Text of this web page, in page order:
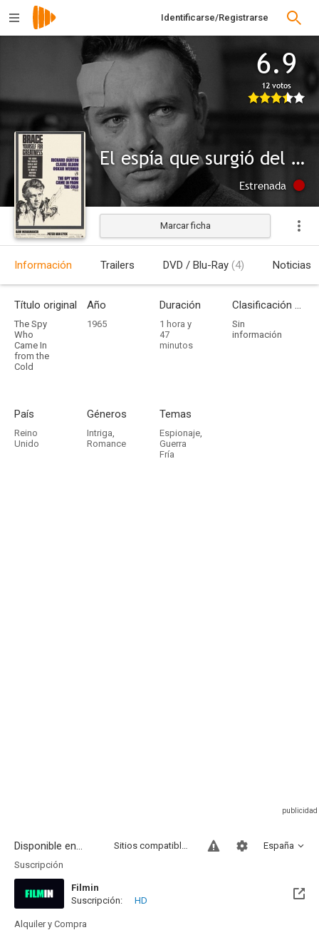
Identificarse/Registrarse
6.9
12 votos
El espía que surgió del frío
Estrenada
Marcar ficha
Información Trailers DVD / Blu-Ray (4) Noticias
Título original
The Spy
Who
Came In
from the
Cold
Año
1965
Duración
1 hora y
47
minutos
Clasificación por edades
Sin
información
País
Reino
Unido
Géneros
Intriga,
Romance
Temas
Espionaje,
Guerra
Fría
Disponible en... España
Sitios compatibles
Suscripción
Filmin
Disponible hasta el Sab, 05 Dic 2026 (Quedan 3 meses)
Suscripción: HD
Alquiler y Compra